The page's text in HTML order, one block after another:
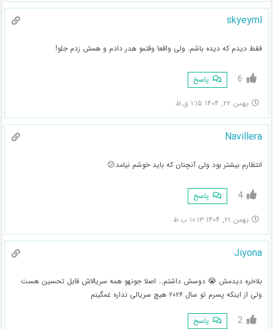
skyeyml
فقط دیدم که دیده باشم. ولی واقعا وقتمو هدر دادم و همش زدم جلو!
6 پاسخ
بهمن ۲۲, ۱۴۰۴ ۱:۱۵ ق.ظ
Navillera
انتظارم بیشتر بود ولی آنچنان که باید خوشم نیامد😕
4 پاسخ
بهمن ۲۱, ۱۴۰۴ ۱۰:۱۳ ب.ظ
Jiyona
بلاخره دیدمش 😭 دوسش داشتم… اصلا جونهو همه سریالاش قابل تحسین هست
ولی از اینکه پسرم تو سال ۲۰۲۶ هیچ سریالی نداره غمگینم
2 پاسخ